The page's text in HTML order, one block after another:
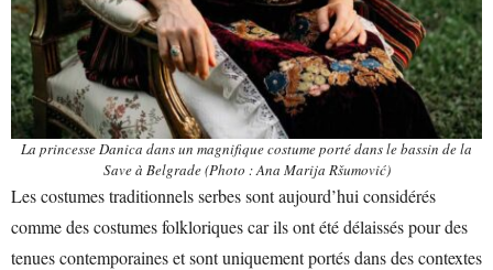
La princesse Danica dans un magnifique costume porté dans le bassin de la
Save à Belgrade (Photo : Ana Marija Ršumović)
Les costumes traditionnels serbes sont aujourd’hui considérés
comme des costumes folkloriques car ils ont été délaissés pour des
tenues contemporaines et sont uniquement portés dans des contextes